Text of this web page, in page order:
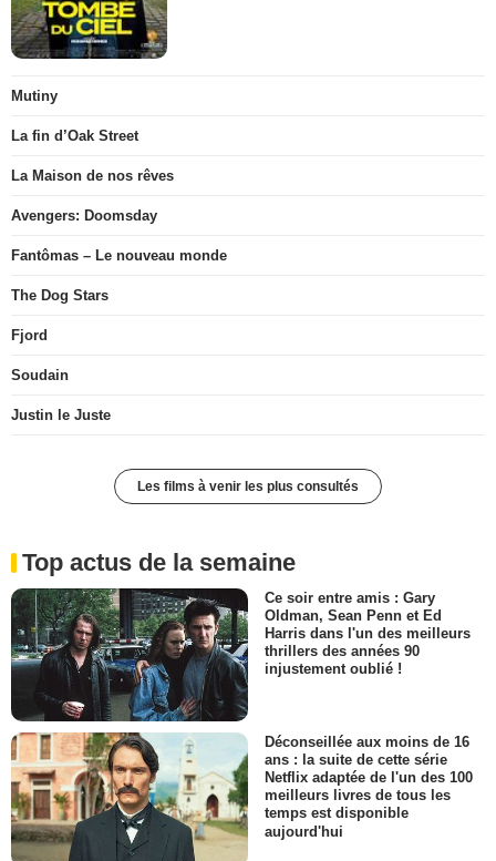
Mutiny
La fin d’Oak Street
La Maison de nos rêves
Avengers: Doomsday
Fantômas – Le nouveau monde
The Dog Stars
Fjord
Soudain
Justin le Juste
Les films à venir les plus consultés
Top actus de la semaine
Ce soir entre amis : Gary
Oldman, Sean Penn et Ed
Harris dans l'un des meilleurs
thrillers des années 90
injustement oublié !
Déconseillée aux moins de 16
ans : la suite de cette série
Netflix adaptée de l'un des 100
meilleurs livres de tous les
temps est disponible
aujourd'hui